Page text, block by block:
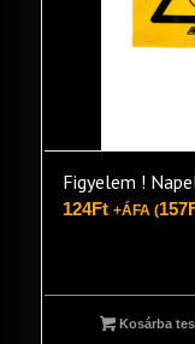
Figyelem !
124Ft +ÁFA (157
Kosárba